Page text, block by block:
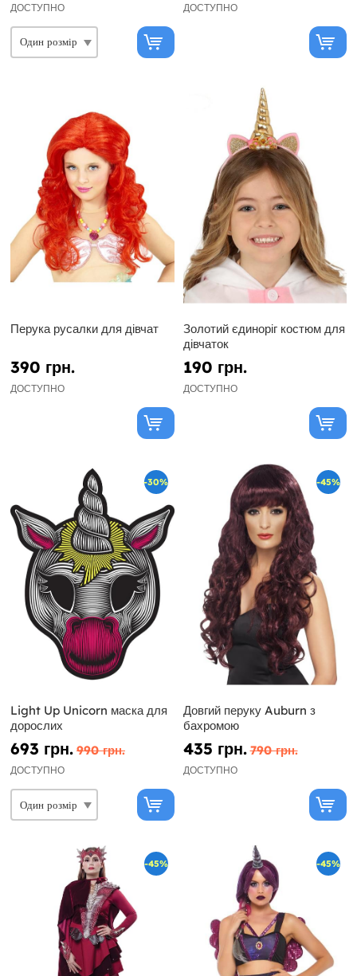
ДОСТУПНО ДОСТУПНО
Перука русалки для дівчат
390 грн.
ДОСТУПНО
Золотий єдиноріг костюм для
дівчаток
190 грн.
ДОСТУПНО
-30%
Light Up Unicorn маска для
дорослих
693 грн. 990 грн.
ДОСТУПНО
-45%
Довгий перуку Auburn з
бахромою
435 грн. 790 грн.
ДОСТУПНО
-45% -45%